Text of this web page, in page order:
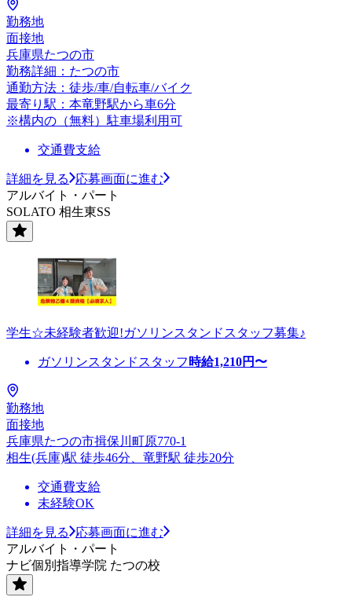
勤務地
面接地
兵庫県たつの市
勤務詳細：たつの市
通勤方法：徒歩/車/自転車/バイク
最寄り駅：本竜野駅から車6分
※構内の（無料）駐車場利用可
交通費支給
詳細を見る
応募画面に進む
アルバイト・パート
SOLATO 相生東SS
学生☆未経験者歓迎!ガソリンスタンドスタッフ募集♪
ガソリンスタンドスタッフ 時給1,210円〜
勤務地
面接地
兵庫県たつの市揖保川町原770-1
相生(兵庫)駅 徒歩46分、竜野駅 徒歩20分
交通費支給
未経験OK
詳細を見る
応募画面に進む
アルバイト・パート
ナビ個別指導学院 たつの校